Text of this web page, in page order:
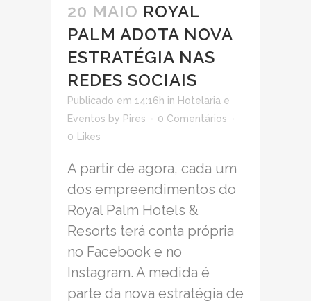
20 MAIO ROYAL
PALM ADOTA NOVA
ESTRATÉGIA NAS
REDES SOCIAIS
Publicado em 14:16h in Hotelaria e
Eventos by Pires
0 Comentários
0
Likes
A partir de agora, cada um
dos empreendimentos do
Royal Palm Hotels &
Resorts terá conta própria
no Facebook e no
Instagram. A medida é
parte da nova estratégia de